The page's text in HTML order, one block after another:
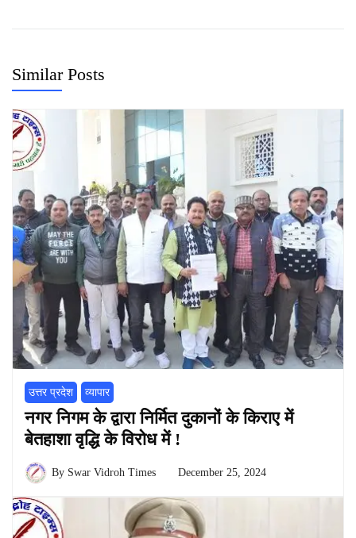
Similar Posts
उत्तर प्रदेश व्यापार
नगर निगम के द्वारा निर्मित दुकानों के किराए में
बेतहाशा वृद्धि के विरोध में !
By Swar Vidroh Times December 25, 2024